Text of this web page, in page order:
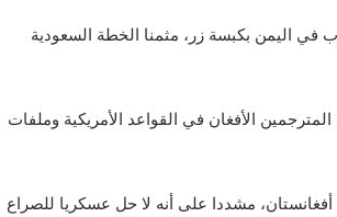
في اليمن بكبسة زر، مثمنا الخطة السعودية
الأفغان في القواعد الأمريكية وملفات
مشددا على أنه لا حل عسكريا للصراع